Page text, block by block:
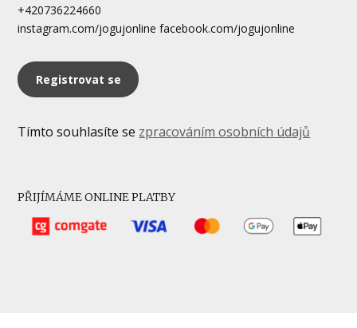
+420736224660
instagram.com/jogujonline facebook.com/jogujonline
Registrovat se
Tímto souhlasíte se zpracováním osobních údajů
PŘIJÍMÁME ONLINE PLATBY